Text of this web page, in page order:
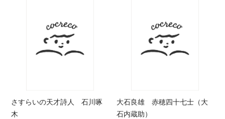
さすらいの天才詩人 石川啄
木
大石良雄 赤穂四十七士（大
石内蔵助）